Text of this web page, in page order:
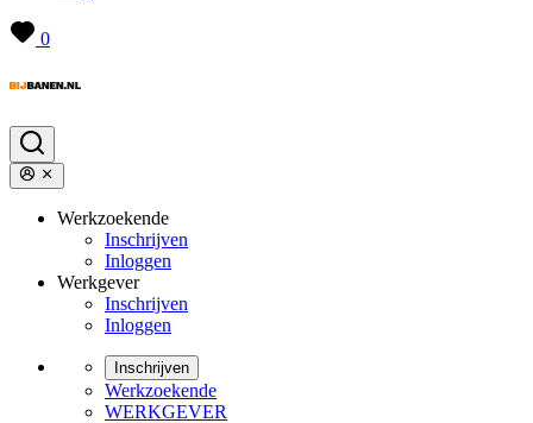
0
Werkzoekende
Inschrijven
Inloggen
Werkgever
Inschrijven
Inloggen
Inschrijven
Werkzoekende
WERKGEVER